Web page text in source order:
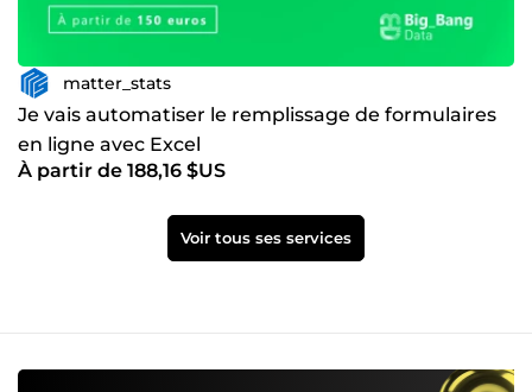
matter_stats
Je vais automatiser le remplissage de formulaires
en ligne avec Excel
À partir de 188,16 $US
Voir tous ses services